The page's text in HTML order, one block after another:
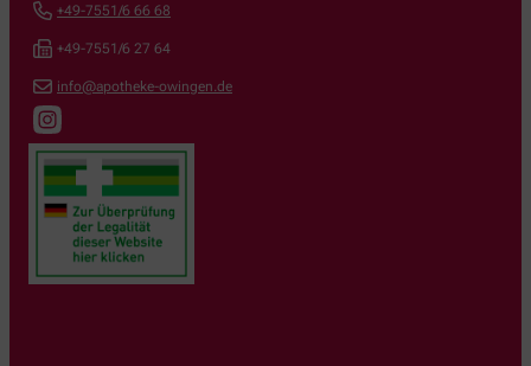
+49-7551/6 66 68
+49-7551/6 27 64
info@apotheke-owingen.de